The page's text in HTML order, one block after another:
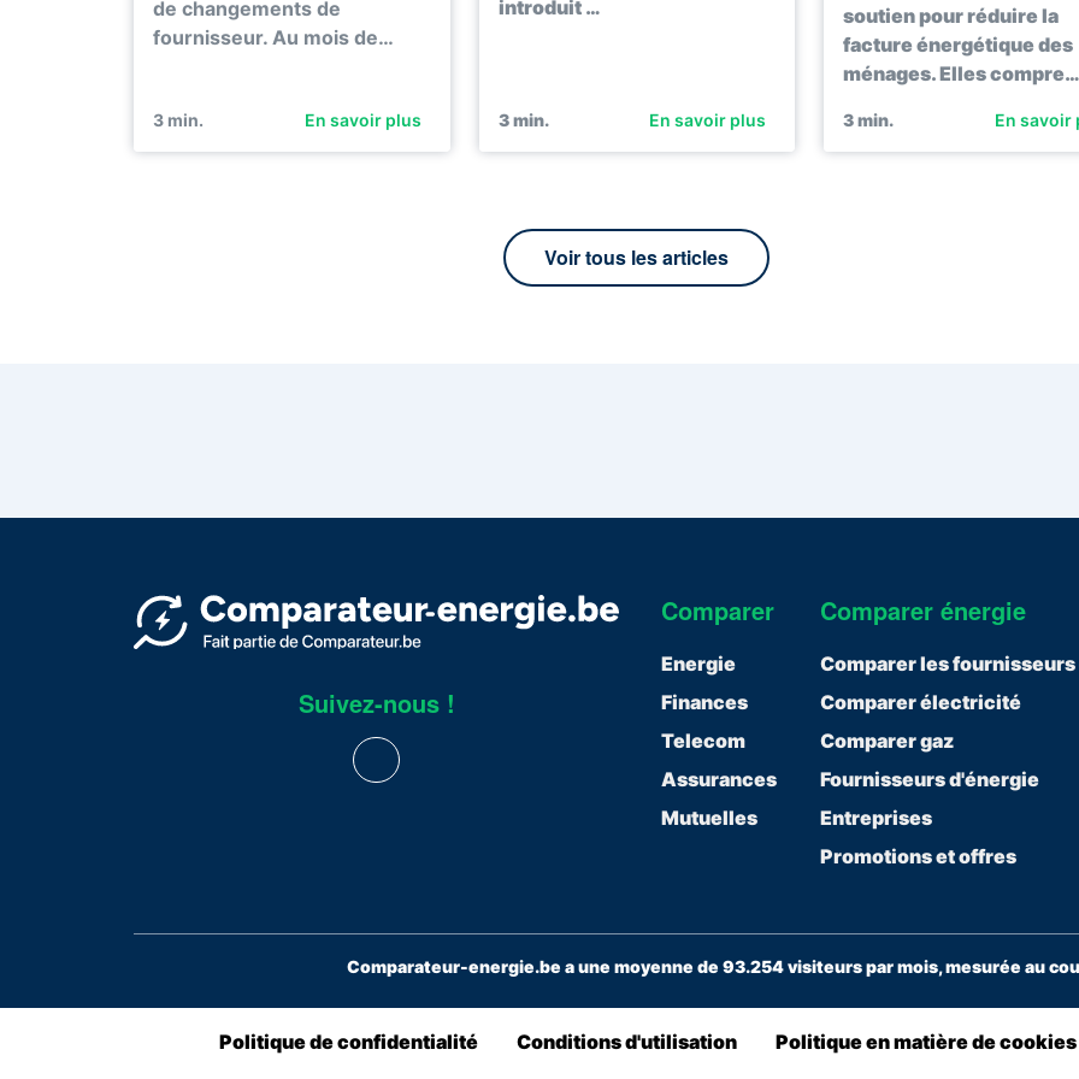
de changements de
fournisseur. Au mois de…
3 min. En savoir plus
introduit …
3min. En savoir plus
soutien pour réduire la
facture énergétique des
ménages. Elles compre…
3min. En savoir
Voir tous les articles
Suivez-nous !
Comparer
Energie
Finances
Telecom
Assurances
Mutuelles
Comparer énergie
Comparer les
Comparer électricité
Comparer gaz
Fournisseurs d'énergie
Entreprises
Promotions et offres
Comparateur-energie.be a une moyenne de 93.254 visiteurs par mois, mesurée au
Politique de confidentialité Conditions d'utilisation Politique en matière de cookies